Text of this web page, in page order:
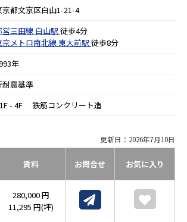
京都文京区白山1-21-4
営三田線 白山駅 徒歩4分
京メトロ南北線 東大前駅 徒歩8分
年
耐震基準
- 4F 鉄筋コンクリート造
更新日：2026年7月10日
賃料 お問合せ お気に入り
280,000 円
11,295 円(坪)